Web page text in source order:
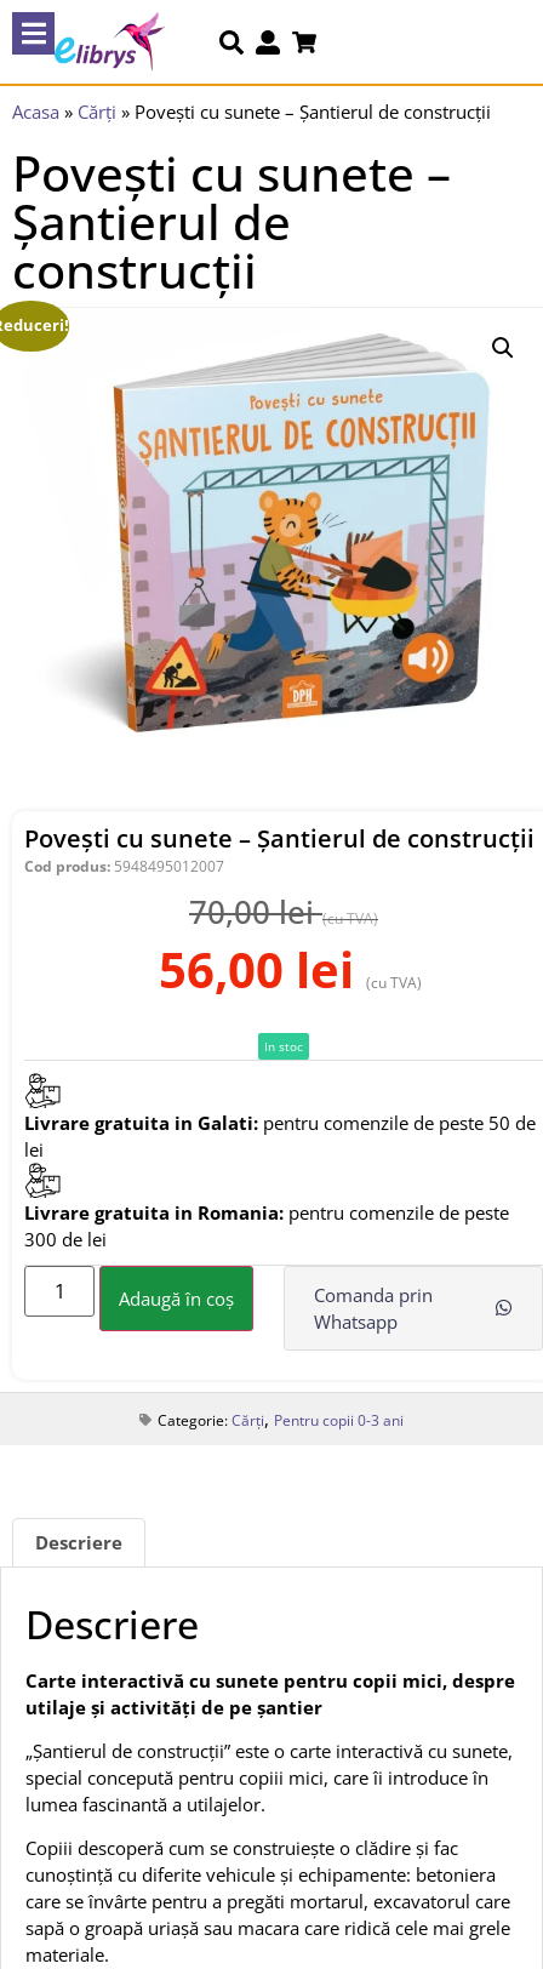
Acasa » Cărți » Povești cu sunete – Șantierul de construcții
Povești cu sunete –
Șantierul de
construcții
Povești cu sunete – Șantierul de construcții
Cod produs: 5948495012007
70,00lei (cu TVA)
56,00 lei (cu TVA)
In stoc
Livrare gratuita in Galati: pentru comenzile de peste 50 de
lei
Livrare gratuita in Romania: pentru comenzile de peste
300 de lei
Adaugă în coș
Comanda prin
Whatsapp
Categorie:Cărți, Pentru copii 0-3 ani
Descriere
Descriere
Carte interactivă cu sunete pentru copii mici, despre
utilaje și activități de pe șantier
„Șantierul de construcții” este o carte interactivă cu sunete,
special concepută pentru copiii mici, care îi introduce în
lumea fascinantă a utilajelor.
Copiii descoperă cum se construiește o clădire și fac
cunoștință cu diferite vehicule și echipamente: betoniera
care se învârte pentru a pregăti mortarul, excavatorul care
sapă o groapă uriașă sau macara care ridică cele mai grele
materiale.